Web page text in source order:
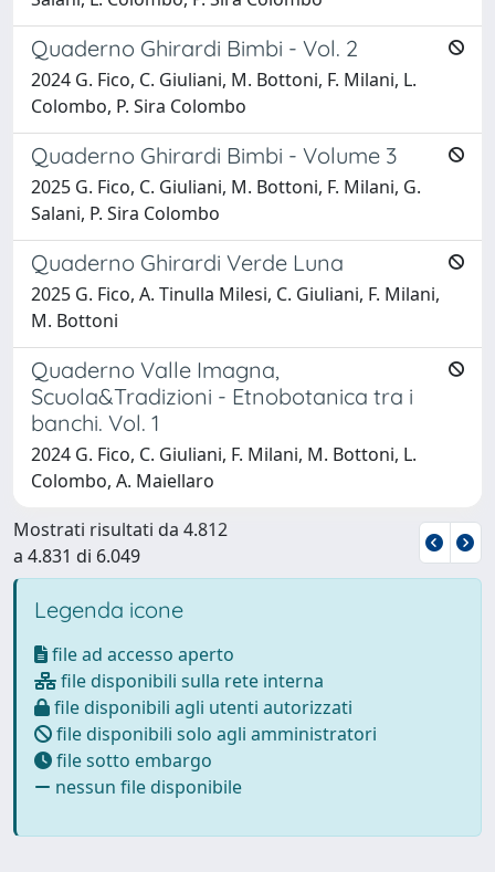
Quaderno Ghirardi Bimbi - Vol. 2
2024 G. Fico, C. Giuliani, M. Bottoni, F. Milani, L.
Colombo, P. Sira Colombo
Quaderno Ghirardi Bimbi - Volume 3
2025 G. Fico, C. Giuliani, M. Bottoni, F. Milani, G.
Salani, P. Sira Colombo
Quaderno Ghirardi Verde Luna
2025 G. Fico, A. Tinulla Milesi, C. Giuliani, F. Milani,
M. Bottoni
Quaderno Valle Imagna,
Scuola&Tradizioni - Etnobotanica tra i
banchi. Vol. 1
2024 G. Fico, C. Giuliani, F. Milani, M. Bottoni, L.
Colombo, A. Maiellaro
Mostrati risultati da 4.812
a 4.831 di 6.049
Legenda icone
file ad accesso aperto
file disponibili sulla rete interna
file disponibili agli utenti autorizzati
file disponibili solo agli amministratori
file sotto embargo
nessun file disponibile